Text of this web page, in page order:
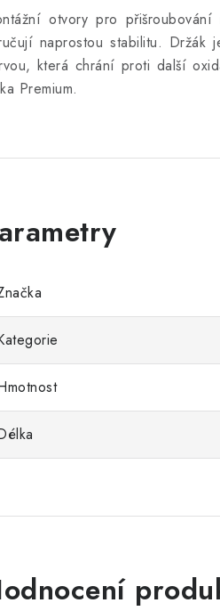
otvory pro
naprostou stabilitu. Držák
která chrání proti další
Premium.